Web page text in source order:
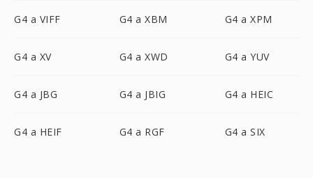
G4 a VIFF G4 a XBM G4 a XPM
G4 a XV G4 a XWD G4 a YUV
G4 a JBG G4 a JBIG G4 a HEIC
G4 a HEIF G4 a RGF G4 a SIX